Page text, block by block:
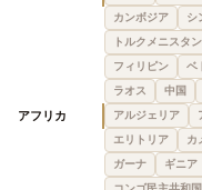
カンボジア
シ
トルクメニスタン
フィリピン
ベ
ラオス
中国
アフリカ アルジェリア
エリトリア
カ
ガーナ
ギニア